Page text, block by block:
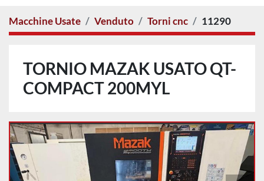
Macchine Usate Venduto Torni cnc 11290
TORNIO MAZAK USATO QT-
COMPACT 200MYL